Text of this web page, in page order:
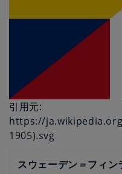
引用元:
https://ja.wikipedia.org/
1905).svg
スウェーデン＝フィン